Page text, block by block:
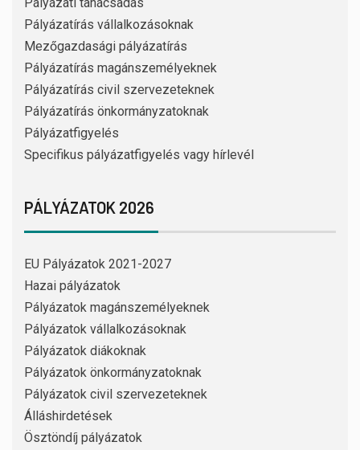
Pályázatírás vállalkozásoknak
Mezőgazdasági pályázatírás
Pályázatírás magánszemélyeknek
Pályázatírás civil szervezeteknek
Pályázatírás önkormányzatoknak
Pályázatfigyelés
Specifikus pályázatfigyelés vagy hírlevél
PÁLYÁZATOK 2026
EU Pályázatok 2021-2027
Hazai pályázatok
Pályázatok magánszemélyeknek
Pályázatok vállalkozásoknak
Pályázatok diákoknak
Pályázatok önkormányzatoknak
Pályázatok civil szervezeteknek
Álláshirdetések
Ösztöndíj pályázatok